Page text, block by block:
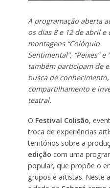
A programação aberta
os dias 8 e 12 de abril e
montagens “Colóquio
Sentimental”, “Peixes”
também participam de
busca de
compartilhamento e
teatral.
O Festival Colisão,
troca de experiências
territórios sobre a
edição com uma
popular, que propõe o
grupos e artistas. Neste